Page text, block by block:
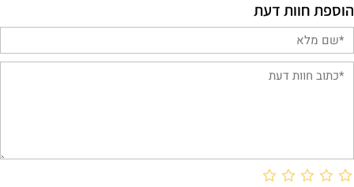
הוספת חוות דעת